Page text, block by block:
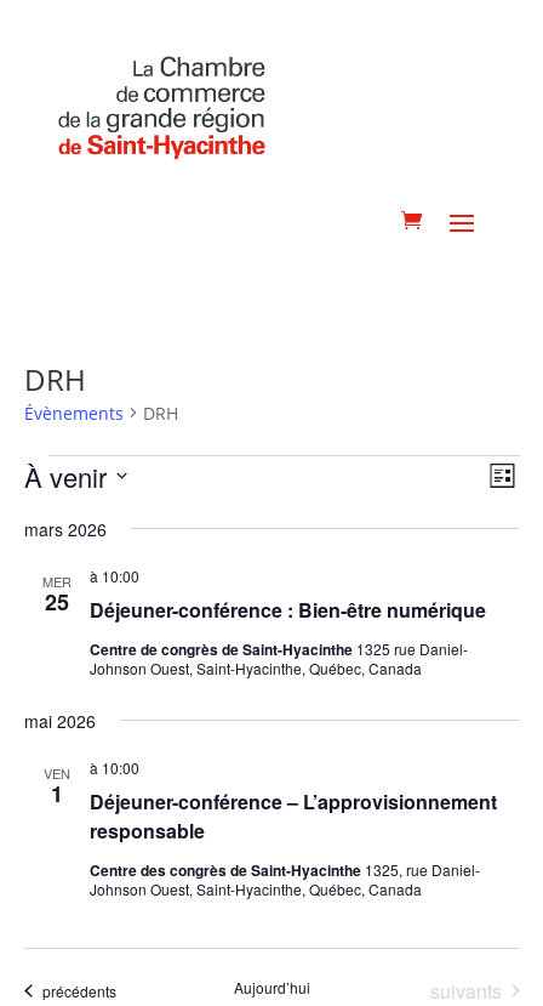
DRH
Évènements DRH
Évènements
par
de
Liste
À venir
une
mars 2026
MER
25 Déjeuner-conférence : Bien-être numérique
à 10:00
Centre de congrès de Saint-Hyacinthe 1325 rue Daniel-
Johnson Ouest, Saint-Hyacinthe, Québec, Canada
mai 2026
VEN
1
Déjeuner-conférence – L’approvisionnement
responsable
à 10:00
Centre des congrès de Saint-Hyacinthe 1325, rue Daniel-
Johnson Ouest, Saint-Hyacinthe, Québec, Canada
Évènements
précédents Aujourd’hui Évènements
suivants